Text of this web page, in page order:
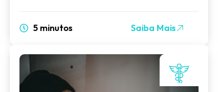
5 minutos Saiba Mais